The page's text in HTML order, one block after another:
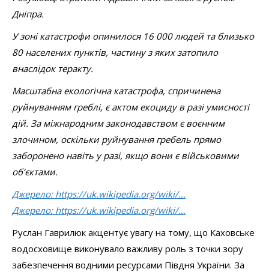
Дніпра.
У зоні катастрофи опинилося 16 000 людей та близько
80 населених пунктів, частину з яких затопило
внаслідок теракту.
Масштабна екологічна катастрофа, спричинена
руйнуванням греблі, є актом екоциду в разі умисності
дій. За міжнародним законодавством є воєнним
злочином, оскільки руйнування гребель прямо
заборонено навіть у разі, якщо вони є військовими
об’єктами.
Джерело: https://uk.wikipedia.org/wiki/…
Джерело: https://uk.wikipedia.org/wiki/…
Руслан Гаврилюк акцентує увагу на тому, що Каховське
водосховище виконувало важливу роль з точки зору
забезпечення водними ресурсами Півдня України. За